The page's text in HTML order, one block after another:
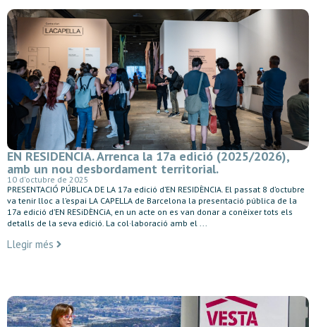
EN RESIDENCIA. Arrenca la 17a edició (2025/2026),
amb un nou desbordament territorial.
10 d'octubre de 2025
PRESENTACIÓ PÚBLICA DE LA 17a edició d’EN RESIDÈNCIA. El passat 8 d’octubre
va tenir lloc a l’espai LA CAPELLA de Barcelona la presentació pública de la
17a edició d’EN RESiDÈNCiA, en un acte on es van donar a conèixer tots els
detalls de la seva edició. La col·laboració amb el ...
Llegir més